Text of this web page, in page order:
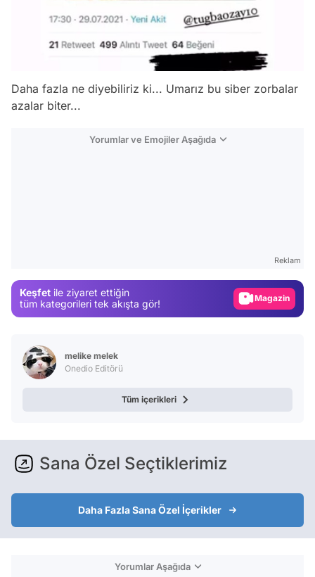
Daha fazla ne diyebiliriz ki... Umarız bu siber zorbalar
azalar biter...
Yorumlar ve Emojiler Aşağıda
Reklam
Keşfet ile ziyaret ettiğin
tüm kategorileri tek akışta gör!
Video
melike melek
Onedio Editörü
Tüm içerikleri
Sana Özel Seçtiklerimiz
Daha Fazla Sana Özel İçerikler
Yorumlar Aşağıda